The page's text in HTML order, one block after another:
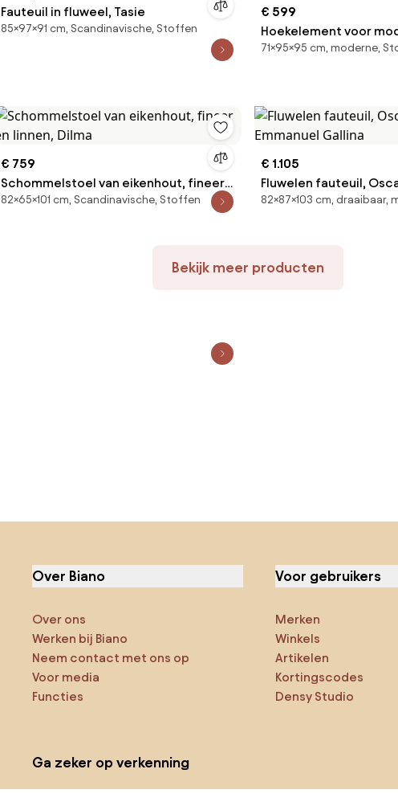
Fauteuil in fluweel, Tasie
85×97×91 cm, Scandinavische, Stoffen
€ 599
Hoekelement voor
fluweel met structuur,
71×95×95 cm, moderne,
€ 759
Schommelstoel van eikenhout, fineer
en linnen, Dilma
82×65×101 cm, Scandinavische, Stoffen
€ 1.105
Fluwelen fauteuil,
Emmanuel Gallina
82×87×103 cm, draaibaar,
Bekijk meer producten
Over Biano
Over ons
Werken bij Biano
Neem contact met ons op
Voor media
Functies
Voor gebruikers
Merken
Winkels
Artikelen
Kortingscodes
Densy Studio
Ga zeker op verkenning